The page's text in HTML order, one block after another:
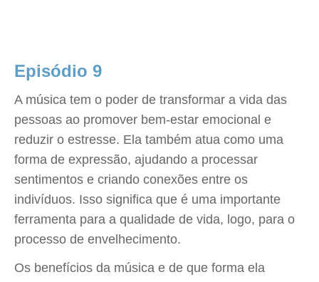
Episódio 9
A música tem o poder de transformar a vida das
pessoas ao promover bem-estar emocional e
reduzir o estresse. Ela também atua como uma
forma de expressão, ajudando a processar
sentimentos e criando conexões entre os
indivíduos. Isso significa que é uma importante
ferramenta para a qualidade de vida, logo, para o
processo de envelhecimento.
Os benefícios da música e de que forma ela